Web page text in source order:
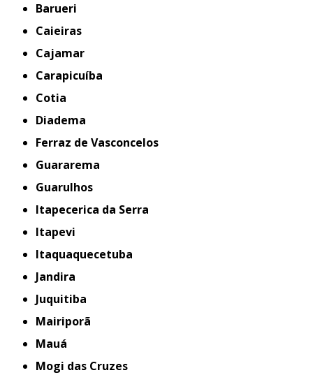
Barueri
Caieiras
Cajamar
Carapicuíba
Cotia
Diadema
Ferraz de Vasconcelos
Guararema
Guarulhos
Itapecerica da Serra
Itapevi
Itaquaquecetuba
Jandira
Juquitiba
Mairiporã
Mauá
Mogi das Cruzes